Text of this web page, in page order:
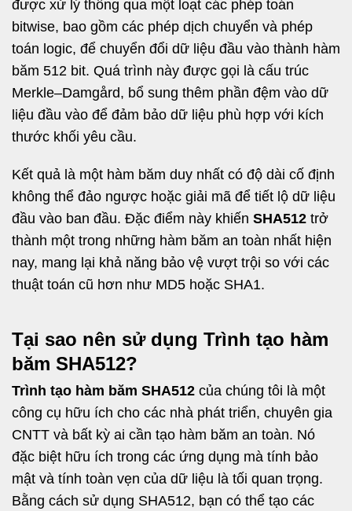
được xử lý thông qua một loạt các phép toán
bitwise, bao gồm các phép dịch chuyển và phép
toán logic, để chuyển đổi dữ liệu đầu vào thành hàm
băm 512 bit. Quá trình này được gọi là cấu trúc
Merkle–Damgård, bổ sung thêm phần đệm vào dữ
liệu đầu vào để đảm bảo dữ liệu phù hợp với kích
thước khối yêu cầu.
Kết quả là một hàm băm duy nhất có độ dài cố định
không thể đảo ngược hoặc giải mã để tiết lộ dữ liệu
đầu vào ban đầu. Đặc điểm này khiến SHA512 trở
thành một trong những hàm băm an toàn nhất hiện
nay, mang lại khả năng bảo vệ vượt trội so với các
thuật toán cũ hơn như MD5 hoặc SHA1.
Tại sao nên sử dụng Trình tạo hàm
băm SHA512?
Trình tạo hàm băm SHA512 của chúng tôi là một
công cụ hữu ích cho các nhà phát triển, chuyên gia
CNTT và bất kỳ ai cần tạo hàm băm an toàn. Nó
đặc biệt hữu ích trong các ứng dụng mà tính bảo
mật và tính toàn vẹn của dữ liệu là tối quan trọng.
Bằng cách sử dụng SHA512, bạn có thể tạo các